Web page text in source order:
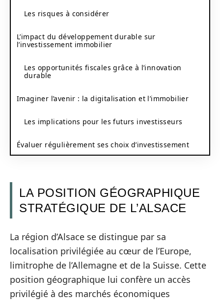
Les risques à considérer
L’impact du développement durable sur
l’investissement immobilier
Les opportunités fiscales grâce à l’innovation
durable
Imaginer l’avenir : la digitalisation et l’immobilier
Les implications pour les futurs investisseurs
Évaluer régulièrement ses choix d’investissement
LA POSITION GÉOGRAPHIQUE
STRATÉGIQUE DE L’ALSACE
La région d’Alsace se distingue par sa
localisation privilégiée au cœur de l’Europe,
limitrophe de l’Allemagne et de la Suisse. Cette
position géographique lui confère un accès
privilégié à des marchés économiques